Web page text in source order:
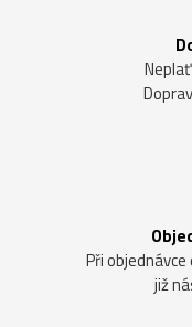
Při
již